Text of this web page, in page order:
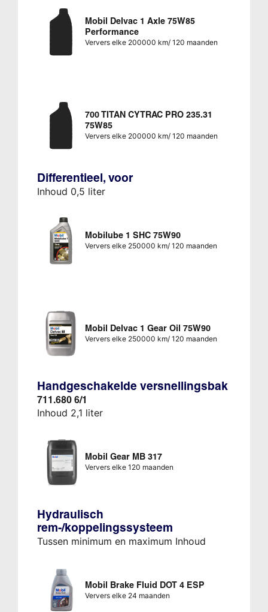
Mobil Delvac 1 Axle 75W85
Performance
Ververs elke 200000 km/ 120 maanden
700 TITAN CYTRAC PRO 235.31
75W85
Ververs elke 200000 km/ 120 maanden
Differentieel, voor
Inhoud 0,5 liter
Mobilube 1 SHC 75W90
Ververs elke 250000 km/ 120 maanden
Mobil Delvac 1 Gear Oil 75W90
Ververs elke 250000 km/ 120 maanden
Handgeschakelde versnellingsbak
711.680 6/1
Inhoud 2,1 liter
Mobil Gear MB 317
Ververs elke 120 maanden
Hydraulisch
rem-/koppelingssysteem
Tussen minimum en maximum Inhoud
Mobil Brake Fluid DOT 4 ESP
Ververs elke 24 maanden